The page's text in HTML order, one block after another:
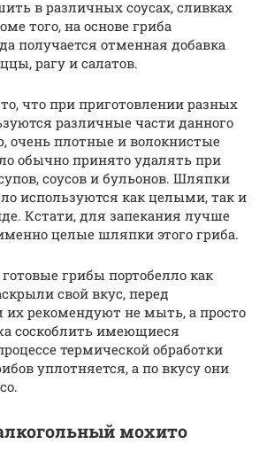
в различных соусах, сливках
того, на основе гриба
получается отменная добавка
рагу и салатов.
что при приготовлении разных
различные части данного
очень плотные и волокнистые
обычно принято удалять при
соусов и бульонов. Шляпки
используются как целыми, так и
Кстати, для запекания лучше
целые шляпки этого гриба.
грибы портобелло как
свой вкус, перед
их рекомендуют не мыть, а просто
соскоблить имеющиеся
термической обработки
уплотняется, а по вкусу они
мохито